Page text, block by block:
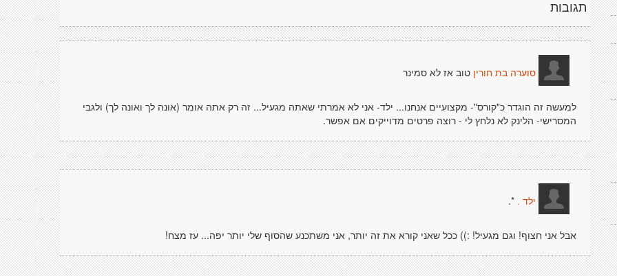
תגובות
סוערה בת חורין טוב אז לא סמינר
למעשה זה הוגדר כ"קורס"- מקצועיים אנחנו... ילד- אני לא אמרתי שאתה מגעיל... זה רק אתה אומר (אונה לך ואונה לך) ולגבי
המסרישי- הלינק לא נלחץ לי - רוצה פרטים מדוייקים אם אפשר.
ילד . *.
אבל אני חצוף! וגם מגעיל! :)) ככל שאני קורא את זה יותר, אני משתכנע שהסוף שלי יותר יפה... עז מצח!